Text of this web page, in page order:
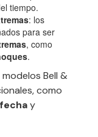
tiempo.
: los
para ser
, como
.
Bell &
como
y